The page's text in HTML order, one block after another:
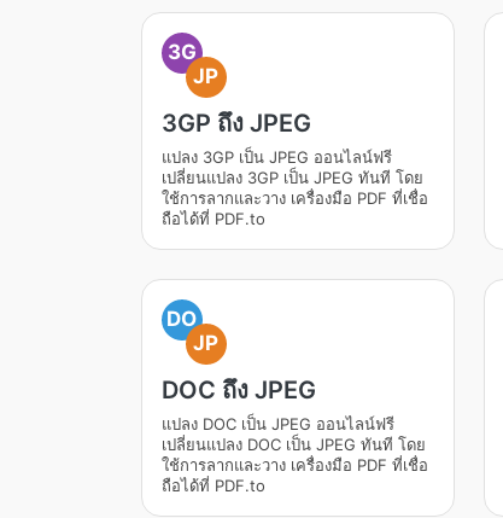
3G
JP
3GP ถึง JPEG
แปลง 3GP เป็น JPEG ออนไลน์ฟรี
เปลี่ยนแปลง 3GP เป็น JPEG ทันที โดย
ใช้การลากและวาง เครื่องมือ PDF ที่เชื่อ
ถือได้ที่ PDF.to
DO
JP
DOC ถึง JPEG
แปลง DOC เป็น JPEG ออนไลน์ฟรี
เปลี่ยนแปลง DOC เป็น JPEG ทันที โดย
ใช้การลากและวาง เครื่องมือ PDF ที่เชื่อ
ถือได้ที่ PDF.to